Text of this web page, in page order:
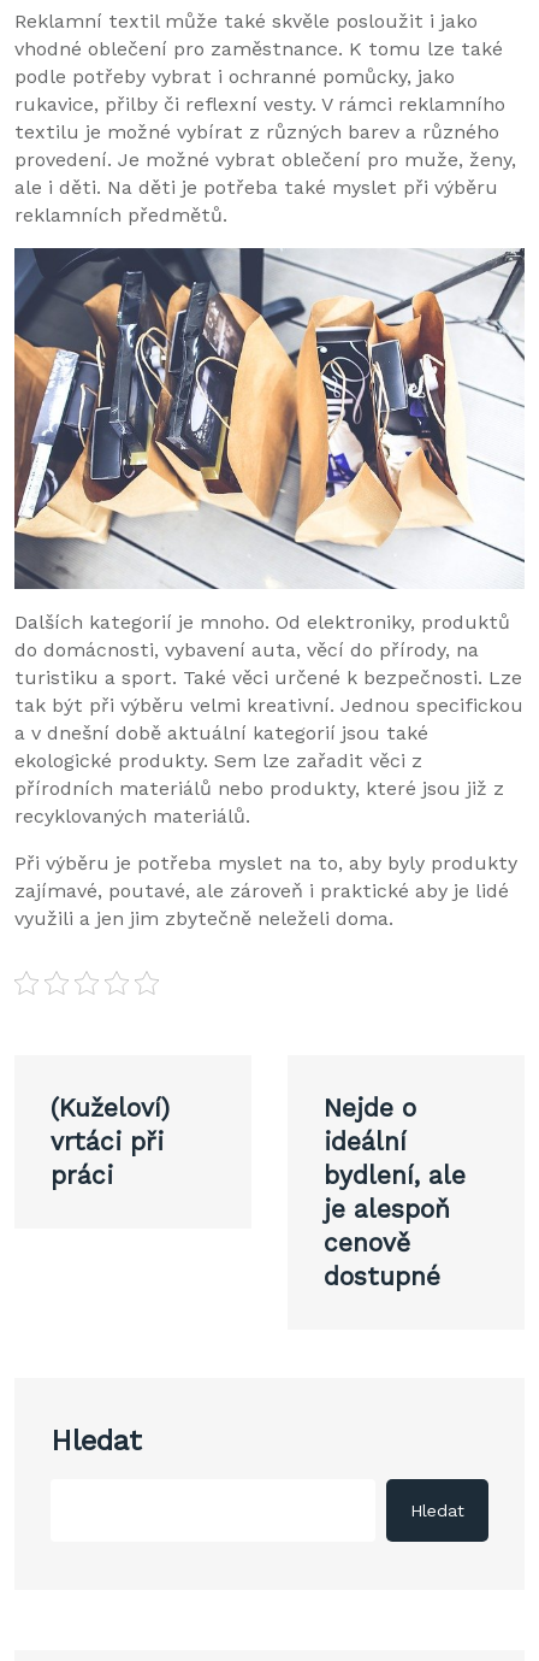
Reklamní textil může také skvěle posloužit i jako
vhodné oblečení pro zaměstnance. K tomu lze také
podle potřeby vybrat i ochranné pomůcky, jako
rukavice, přilby či reflexní vesty. V rámci reklamního
textilu je možné vybírat z různých barev a různého
provedení. Je možné vybrat oblečení pro muže, ženy,
ale i děti. Na děti je potřeba také myslet při výběru
reklamních předmětů.
Dalších kategorií je mnoho. Od elektroniky, produktů
do domácnosti, vybavení auta, věcí do přírody, na
turistiku a sport. Také věci určené k bezpečnosti. Lze
tak být při výběru velmi kreativní. Jednou specifickou
a v dnešní době aktuální kategorií jsou také
ekologické produkty. Sem lze zařadit věci z
přírodních materiálů nebo produkty, které jsou již z
recyklovaných materiálů.
Při výběru je potřeba myslet na to, aby byly produkty
zajímavé, poutavé, ale zároveň i praktické aby je lidé
využili a jen jim zbytečně neleželi doma.
pro
příspěvek
(Kuželoví)
vrtáci při
práci
Nejde o
ideální
bydlení, ale
je alespoň
cenově
dostupné
Hledat
Hledat